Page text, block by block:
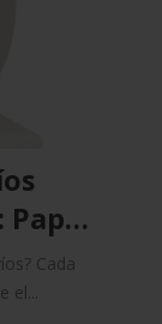
Papel
Cada